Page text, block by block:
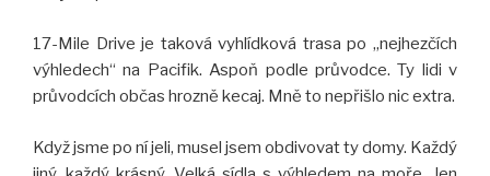
17-Mile Drive je taková vyhlídková trasa po „nejhezčích
výhledech“ na Pacifik. Aspoň podle průvodce. Ty lidi v
průvodcích občas hrozně kecaj. Mně to nepřišlo nic extra.
Když jsme po ní jeli, musel jsem obdivovat ty domy. Každý